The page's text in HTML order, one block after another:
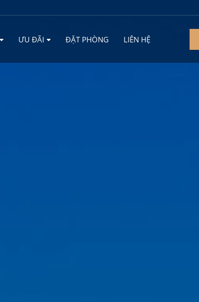
ƯU ĐÃI ĐẶT PHÒNG LIÊN HỆ